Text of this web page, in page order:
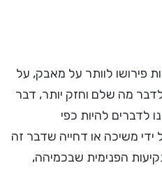
פירושו לוותר על מאבק, על
מה שלם וחזק יותר, דבר
לדברים להיות כפי
משיכה או דחייה שדבר זה
הפנימית שבכמיהה,